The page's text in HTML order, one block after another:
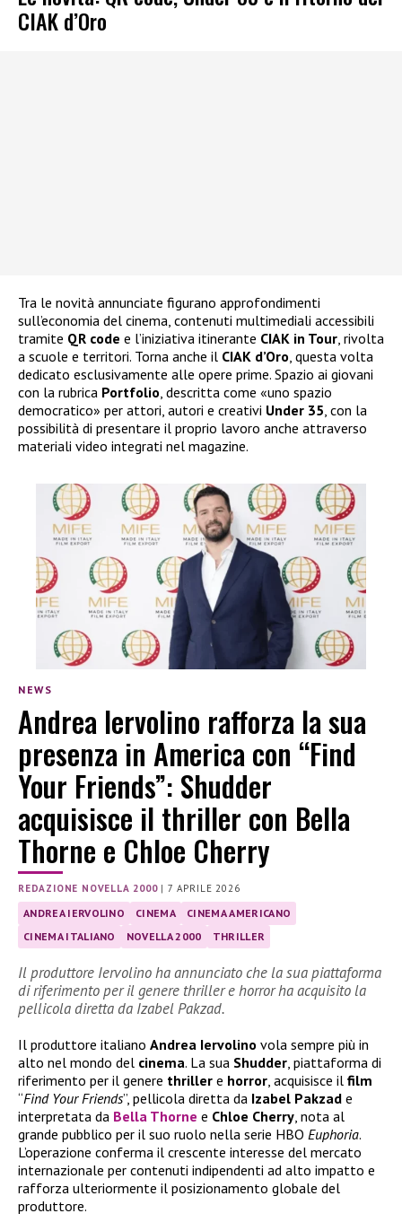
CIAK d’Oro
Tra le novità annunciate figurano approfondimenti
sull’economia del cinema, contenuti multimediali accessibili
tramite QR code e l’iniziativa itinerante CIAK in Tour , rivolta
a scuole e territori. Torna anche il CIAK d’Oro , questa volta
dedicato esclusivamente alle opere prime. Spazio ai giovani
con la rubrica Portfolio , descritta come «uno spazio
democratico» per attori, autori e creativi Under 35 , con la
possibilità di presentare il proprio lavoro anche attraverso
materiali video integrati nel magazine.
NEWS
Andrea Iervolino rafforza la sua
presenza in America con “Find
Your Friends”: Shudder
acquisisce il thriller con Bella
Thorne e Chloe Cherry
REDAZIONE NOVELLA 2000|7 APRILE 2026
ANDREA IERVOLINO CINEMA
CINEMA AMERICANO
CINEMA ITALIANO
NOVELLA 2000 THRILLER
Il produttore Iervolino ha annunciato che la sua piattaforma
di riferimento per il genere thriller e horror ha acquisito la
pellicola diretta da Izabel Pakzad.
Il produttore italiano Andrea Iervolino vola sempre più in
alto nel mondo del cinema. La sua Shudder , piattaforma di
riferimento per il genere thriller e horror , acquisisce il film
“Find Your Friends”, pellicola diretta da Izabel Pakzad e
interpretata da Bella Thorne e Chloe Cherry , nota al
grande pubblico per il suo ruolo nella serie HBO Euphoria.
L’operazione conferma il crescente interesse del mercato
internazionale per contenuti indipendenti ad alto impatto e
rafforza ulteriormente il posizionamento globale del
produttore.